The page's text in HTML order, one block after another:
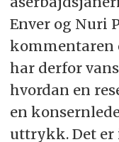
Det er
Påstander
underbygges
Hold en
Enver og Nuri
kommentaren
har derfor
hvordan en
en
uttrykk. Det